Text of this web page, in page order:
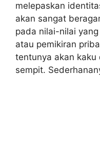
melepaskan
akan sangat
pada nilai-nilai
atau pemikiran
tentunya akan
sempit.